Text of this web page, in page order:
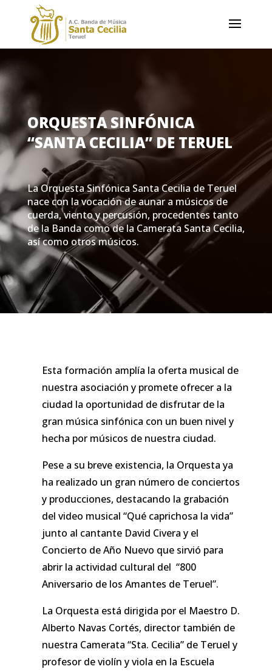
ORQUESTA SINFÓNICA
“SANTA CECILIA” DE TERUEL
La Orquesta Sinfónica Santa Cecilia de Teruel
nace con la vocación de aunar a músicos de
cuerda, viento y percusión, procedentes tanto
de la Banda como de la Camerata Santa Cecilia,
así como otros músicos.
Esta formación amplía la oferta musical de
nuestra asociación y promete ofrecer a la
ciudad la oportunidad de disfrutar de la
gran música sinfónica con un buen nivel y
hecha por músicos de nuestra ciudad.
Pese a su breve existencia, la Orquesta ya
ha realizado un gran número de conciertos
y producciones, destacando la grabación
del video musical “Qué caprichosa la vida”
junto al cantante David Civera y el
Concierto de Año Nuevo que sirvió para
abrir la actividad cultural del “800
Aniversario de los Amantes de Teruel”.
La Orquesta está dirigida por el Maestro D.
Alberto Navas Cortés, director también de
nuestra Camerata “Sta. Cecilia” de Teruel y
profesor de violín y viola en la Escuela